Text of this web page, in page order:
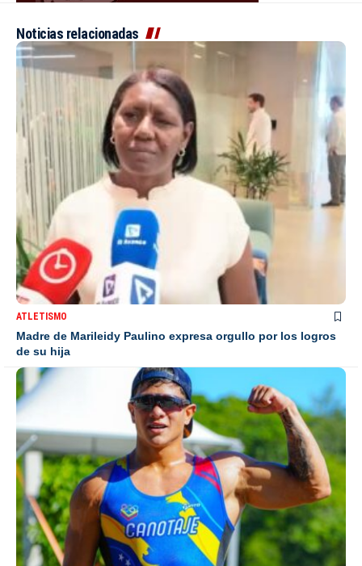
Noticias relacionadas
ATLETISMO
Madre de Marileidy Paulino expresa orgullo por los logros
de su hija